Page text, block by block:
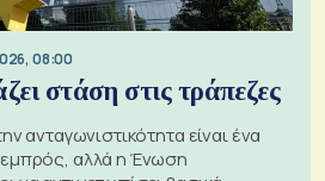
08:00
στάση στις τράπεζες
ανταγωνιστικότητα είναι ένα
αλλά η Ένωση